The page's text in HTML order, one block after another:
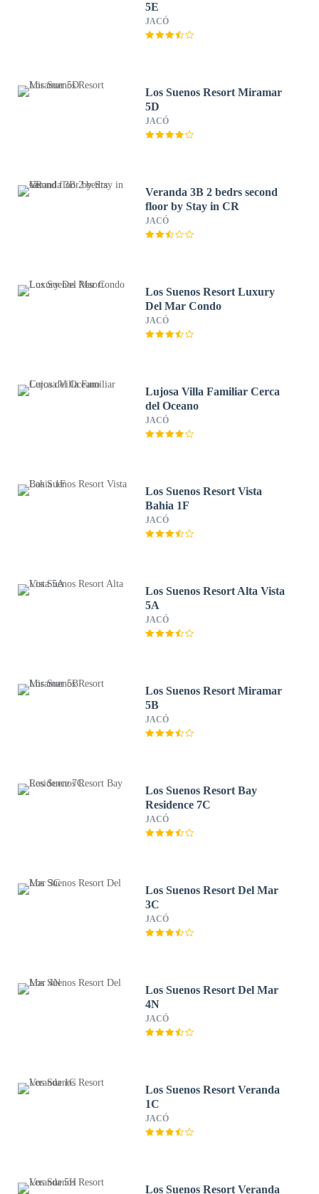
5E
JACÓ
Los Suenos Resort Miramar
5D
JACÓ
Veranda 3B 2 bedrs second
floor by Stay in CR
JACÓ
Los Suenos Resort Luxury
Del Mar Condo
JACÓ
Lujosa Villa Familiar Cerca
del Oceano
JACÓ
Los Suenos Resort Vista
Bahia 1F
JACÓ
Los Suenos Resort Alta Vista
5A
JACÓ
Los Suenos Resort Miramar
5B
JACÓ
Los Suenos Resort Bay
Residence 7C
JACÓ
Los Suenos Resort Del Mar
3C
JACÓ
Los Suenos Resort Del Mar
4N
JACÓ
Los Suenos Resort Veranda
1C
JACÓ
Los Suenos Resort Veranda